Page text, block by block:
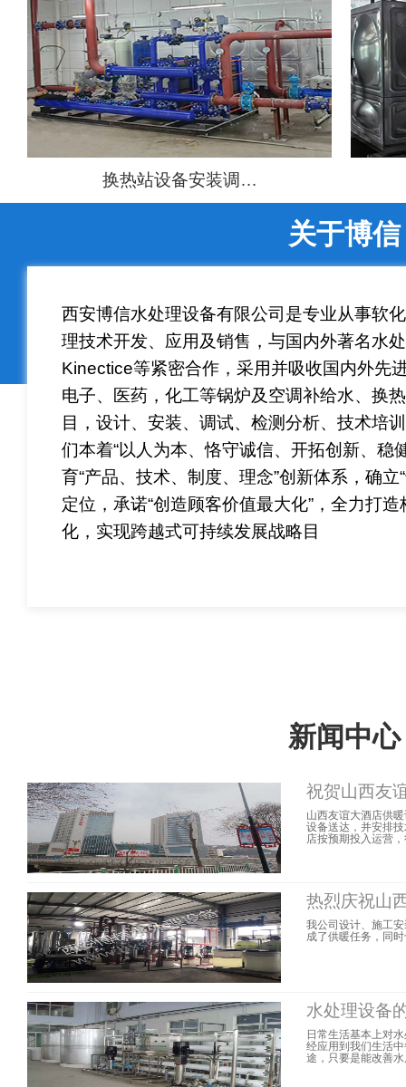
换热站设备安装调…
关于博信
西安博信水处理设备有限公司是专业从事软
理技术开发、应用及销售，与国内外著名水
Kinectice等紧密合作，采用并吸收国内外先
电子、医药，化工等锅炉及空调补给水、换
目，设计、安装、调试、检测分析、技术培
们本着“以人为本、恪守诚信、开拓创新、稳
育“产品、技术、制度、理念”创新体系，确
定位，承诺“创造顾客价值最大化”，全力打
化，实现跨越式可持续发展战略目
新闻中心
祝贺山西友
山西友谊大酒店供
设备送达，并安排
店按预期投入运营
热烈庆祝山
我公司设计、施工
成了供暖任务，同
水处理设备
日常生活基本上对
经应用到我们生活
途，只要是能改善